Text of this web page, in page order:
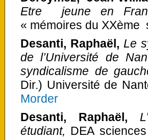
Etre jeune en
« mémoires du
Desanti, Raphaël, Le
de l’Université de
syndicalisme de
Dir.) Université de
Morder
Desanti, Raphaël,
étudiant, DEA